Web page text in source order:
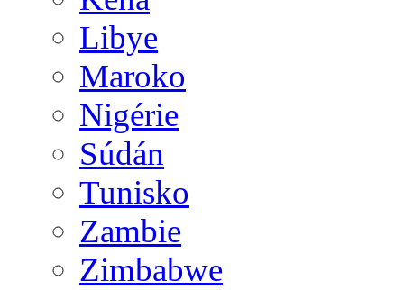
Libye
Maroko
Nigérie
Súdán
Tunisko
Zambie
Zimbabwe